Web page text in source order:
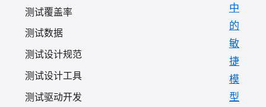
测试覆盖率
测试数据
测试设计规范
测试设计工具
测试驱动开发
中
的
敏
捷
模
型